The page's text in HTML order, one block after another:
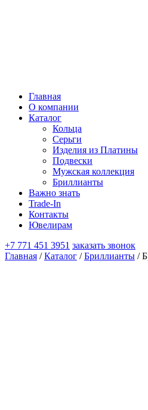
Главная
О компании
Каталог
Кольца
Серьги
Изделия из Платины
Подвески
Мужская коллекция
Бриллианты
Важно знать
Trade-In
Контакты
Ювелирам
+7 771 451 3951 заказать звонок
Главная /Каталог /Бриллианты /